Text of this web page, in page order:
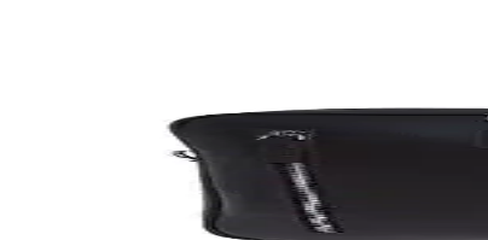
U.S. Polo Assn. Siyah Vegan Deri Evrak
Şık tasarımı ve fonksiyonelliğiyle öne çıkan U.S. Polo Assn.
Fabrika Evrak Çantası: Dayanıklı ve Şık